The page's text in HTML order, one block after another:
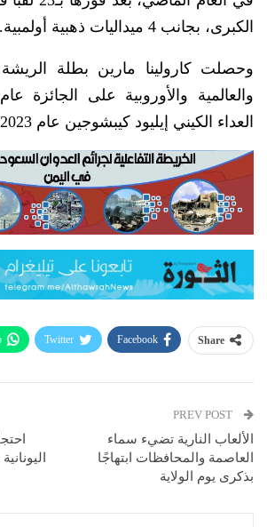
الكبرى، بجانب 4 ميداليات ذهبية أولمبية.
وحصلت كارولينا مارين بطلة الريشة
العداء الكيني إيليود كيبشوجين عام 2023.
Share
Facebook
Twitter
الألعاب النارية تضيء سماء
العاصمة والمحافظات ابتهاجًا
بذكرى يوم الولاية